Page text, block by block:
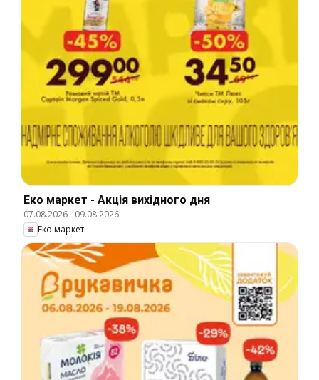
Еко маркет - Акція вихідного дня
07.08.2026- 09.08.2026
Еко маркет